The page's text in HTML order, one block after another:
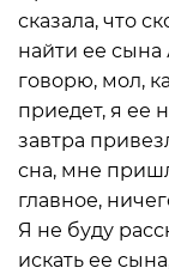
сказала, что
найти ее сына
говорю, мол,
приедет, я ее
завтра
сна, мне
главное,
Я не буду
искать ее